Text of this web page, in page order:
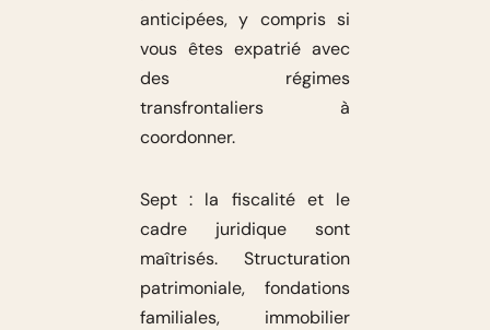
anticipées, y compris si
vous êtes expatrié avec
des régimes
transfrontaliers à
coordonner.
Sept : la fiscalité et le
cadre juridique sont
maîtrisés. Structuration
patrimoniale, fondations
familiales, immobilier